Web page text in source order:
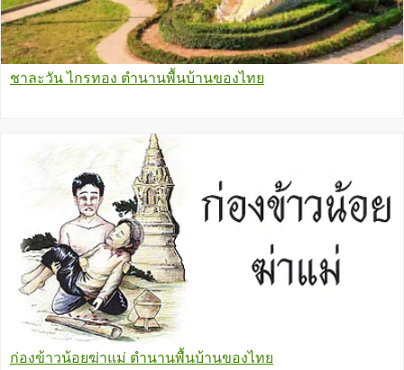
ชาละวัน ไกรทอง ตำนานพื้นบ้านของไทย
ก่องข้าวน้อยฆ่าแม่ ตำนานพื้นบ้านของไทย